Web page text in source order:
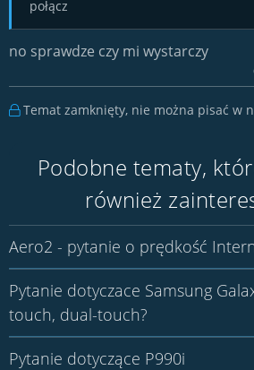
połącz
no sprawdze czy mi wystarczy
Temat zamknięty, nie można pisać w
Podobne tematy,
również
Aero2 - pytanie o prędkość
Pytanie dotyczace Samsung
touch, dual-touch?
Pytanie dotyczące P990i